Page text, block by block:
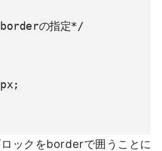
の指定*/
ックをborderで囲うことに